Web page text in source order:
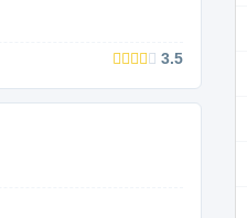
3.5